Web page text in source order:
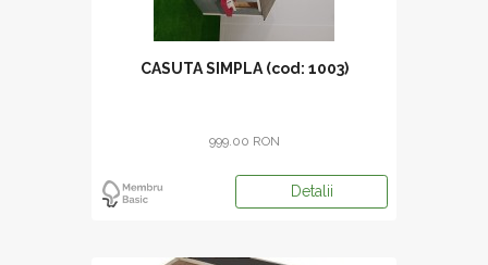
CASUTA SIMPLA (cod: 1003)
999.00 RON
Detalii